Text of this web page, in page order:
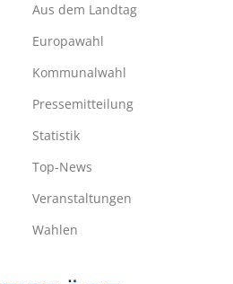
Aus dem Landtag
Europawahl
Kommunalwahl
Pressemitteilung
Statistik
Top-News
Veranstaltungen
Wahlen